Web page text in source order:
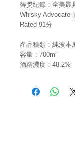
得獎紀錄：全美最
Whisky Advocate
Rated 91分
產品種類：純波本
容量：700ml
酒精濃度：48.2%